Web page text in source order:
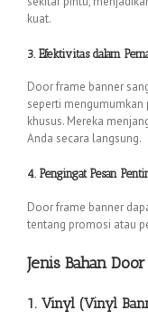
kuat.
3. Efektivitas dalam
Door frame banner
seperti
khusus. Mereka
Anda secara langsung.
4. Pengingat Pesan
Door frame banner
tentang promosi atau
Jenis Bahan
1. Vinyl (Vinyl